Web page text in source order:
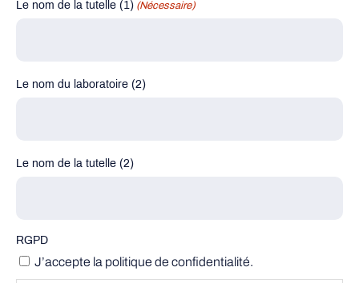
Le nom de la tutelle (1) (Nécessaire)
Le nom du laboratoire (2)
Le nom de la tutelle (2)
RGPD
J’accepte la politique de confidentialité.